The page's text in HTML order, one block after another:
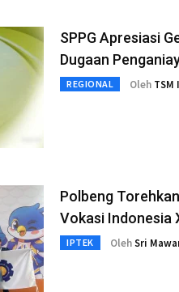
SPPG Apresiasi
Dugaan
REGIONAL Oleh TSM
Polbeng
Vokasi Indonesia
IPTEK OlehSri